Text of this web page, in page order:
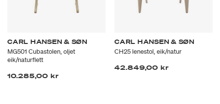
CARL HANSEN & SØN
MG501 Cubastolen, oljet
eik/naturflett
10.285,00 kr
CARL HANSEN & SØN
CH25 lenestol, eik/natur
42.849,00 kr